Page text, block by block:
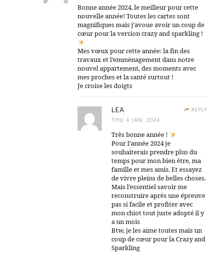
Bonne année 2024, le meilleur pour cette
nouvelle année! Toutes les cartes sont
magnifiques mais j’avoue avoir un coup de
cœur pour la version crazy and sparkling !
Mes vœux pour cette année: la fin des
travaux et l’emménagement dans notre
nouvel appartement, des moments avec
mes proches et la santé surtout !
Je croise les doigts
REPLY
LEA
THU 4 JAN, 2024
Très bonne année !
Pour l’année 2024 je
souhaiterais prendre plus du
temps pour mon bien être, ma
famille et mes amis. Et essayez
de vivre pleins de belles choses.
Mais l’essentiel savoir me
reconstruire après une épreuve
pas si facile et profiter avec
mon chiot tout juste adopté il y
a un mois
Btw, je les aime toutes mais un
coup de cœur pour la Crazy and
Sparkling